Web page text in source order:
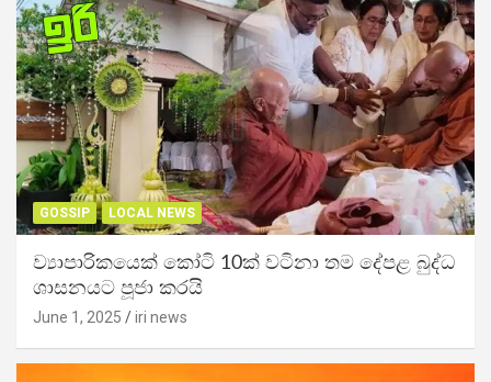
GOSSIP LOCAL NEWS
ව්‍යාපාරිකයෙක් කෝටි 10ක් වටිනා තම දේපළ බුද්ධ
ශාසනයට පූජා කරයි
June 1, 2025 iri news